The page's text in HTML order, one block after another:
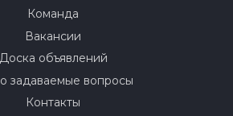
Команда
Вакансии
Доска объявлений
задаваемые вопросы
Контакты